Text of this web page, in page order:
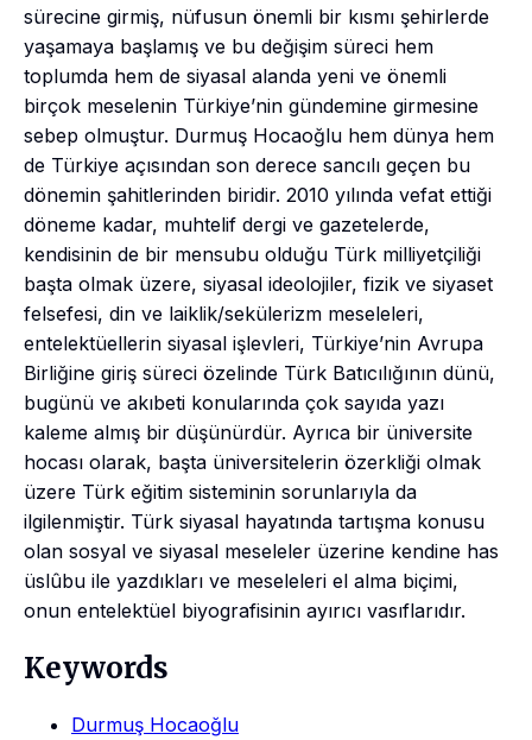
sürecine girmiş, nüfusun önemli bir kısmı şehirlerde
yaşamaya başlamış ve bu değişim süreci hem
toplumda hem de siyasal alanda yeni ve önemli
birçok meselenin Türkiye’nin gündemine girmesine
sebep olmuştur. Durmuş Hocaoğlu hem dünya hem
de Türkiye açısından son derece sancılı geçen bu
dönemin şahitlerinden biridir. 2010 yılında vefat ettiği
döneme kadar, muhtelif dergi ve gazetelerde,
kendisinin de bir mensubu olduğu Türk milliyetçiliği
başta olmak üzere, siyasal ideolojiler, fizik ve siyaset
felsefesi, din ve laiklik/sekülerizm meseleleri,
entelektüellerin siyasal işlevleri, Türkiye’nin Avrupa
Birliğine giriş süreci özelinde Türk Batıcılığının dünü,
bugünü ve akıbeti konularında çok sayıda yazı
kaleme almış bir düşünürdür. Ayrıca bir üniversite
hocası olarak, başta üniversitelerin özerkliği olmak
üzere Türk eğitim sisteminin sorunlarıyla da
ilgilenmiştir. Türk siyasal hayatında tartışma konusu
olan sosyal ve siyasal meseleler üzerine kendine has
üslûbu ile yazdıkları ve meseleleri el alma biçimi,
onun entelektüel biyografisinin ayırıcı vasıflarıdır.
Keywords
Durmuş Hocaoğlu